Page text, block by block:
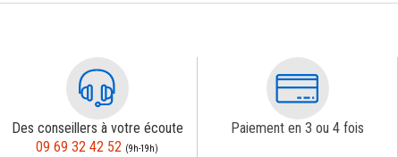
Des conseillers à votre écoute
09 69 32 42 52 (9h-19h)
Paiement en 3 ou 4 fois